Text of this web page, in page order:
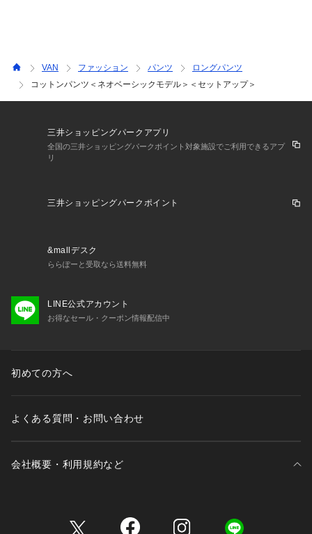
VAN ファッション パンツ
ロングパンツ
コットンパンツ＜ネオベーシックモデル＞＜セットアップ＞
三井ショッピングパークアプリ
全国の三井ショッピングパークポイント対象施設でご利用できるアプ
リ
三井ショッピングパークポイント
&mallデスク
ららぽーと受取なら送料無料
LINE公式アカウント
お得なセール・クーポン情報配信中
初めての方へ
よくある質問・お問い合わせ
会社概要・利用規約など